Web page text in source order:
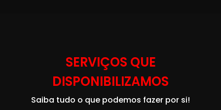
SERVIÇOS QUE
DISPONIBILIZAMOS
Saiba tudo o que podemos fazer por si!